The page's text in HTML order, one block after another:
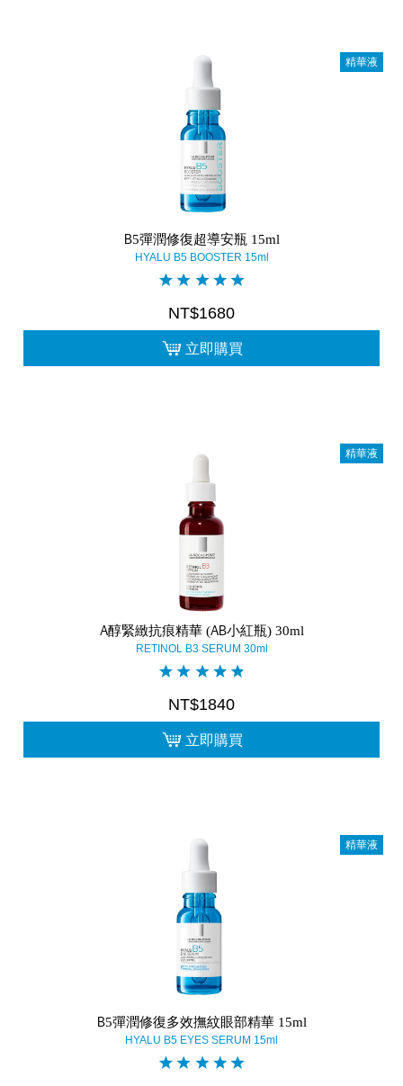
精華液
B5彈潤修復超導安瓶 15ml
HYALU B5 BOOSTER 15ml
NT$1680
立即購買
精華液
A醇緊緻抗痕精華 (AB小紅瓶) 30ml
RETINOL B3 SERUM 30ml
NT$1840
立即購買
精華液
B5彈潤修復多效撫紋眼部精華 15ml
HYALU B5 EYES SERUM 15ml